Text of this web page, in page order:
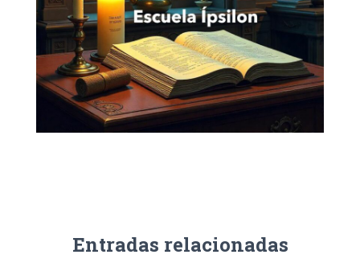
Entradas relacionadas